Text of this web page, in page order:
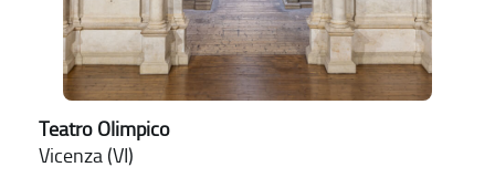
Teatro Olimpico
Vicenza (VI)